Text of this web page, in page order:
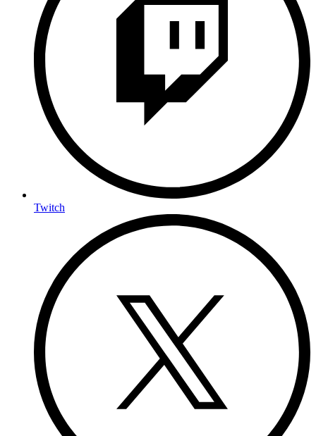
Twitch